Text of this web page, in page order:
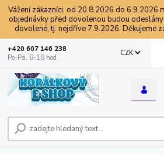
Vážení zákazníci, od 20.8.2026 do 6.9.2026
objednávky před dovolenou budou
dovolené, tj. nejdříve 7.9.2026. Děkujeme
CZK
+420 607 146 238
Po-Pá, 8-18 hod.